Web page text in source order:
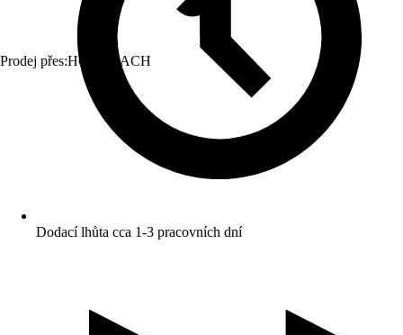
Prodej přes:HORNBACH
Dodací lhůta cca 1-3 pracovních dní